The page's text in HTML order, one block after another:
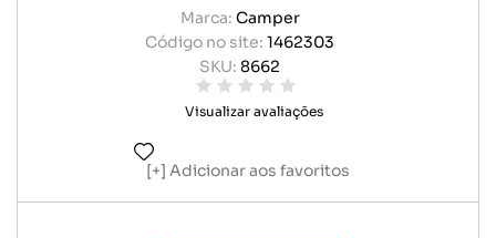
Marca: Camper
Código no site: 1462303
SKU: 8662
Visualizar avaliações
Adicionar aos favoritos